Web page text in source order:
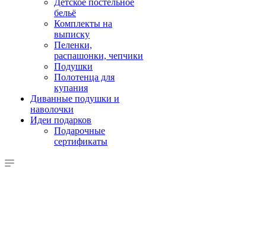
Детское постельное
бельё
Комплекты на
выписку
Пеленки,
распашонки, чепчики
Подушки
Полотенца для
купания
Диванные подушки и
наволочки
Идеи подарков
Подарочные
сертификаты